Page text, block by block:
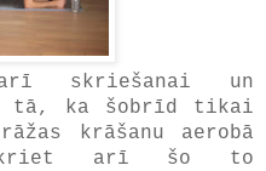
skriešanai un
tā, ka šobrīd tikai
krāšanu aerobā
arī šo to